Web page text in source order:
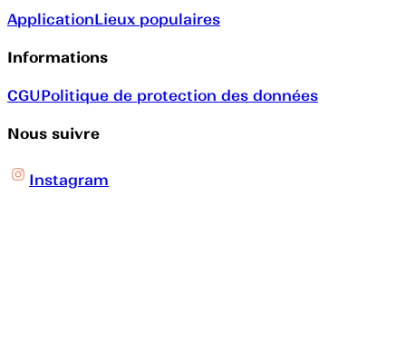
ApplicationLieux populaires
Informations
CGUPolitique de protection des données
Nous suivre
Instagram